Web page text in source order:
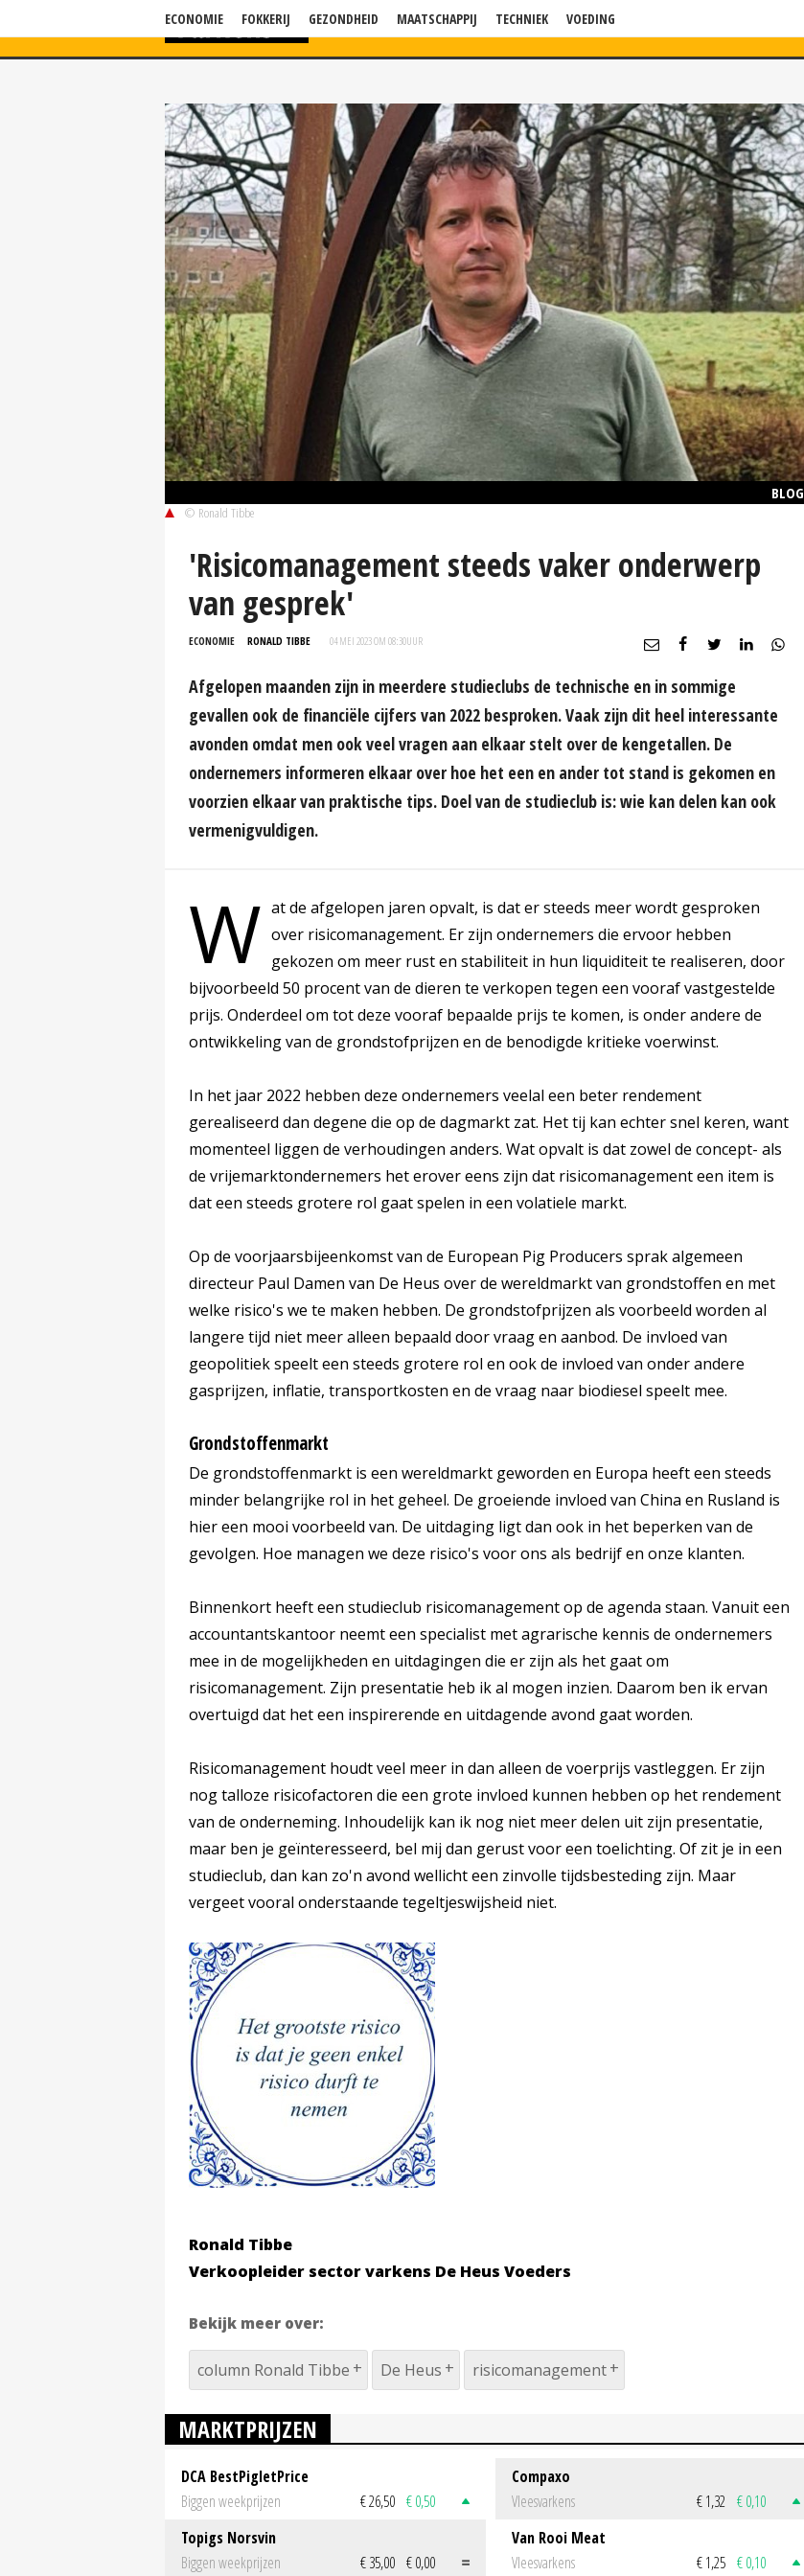
ECONOMIE FOKKERIJ GEZONDHEID MAATSCHAPPIJ TECHNIEK VOEDING
HOME NIEUWS VERDIEPING BLOG
BLOG
© Ronald Tibbe
'Risicomanagement steeds vaker onderwerp
van gesprek'
ECONOMIE RONALD TIBBE 04 MEI 2023 OM 08:30UUR
Afgelopen maanden zijn in meerdere studieclubs de technische en in sommige
gevallen ook de financiële cijfers van 2022 besproken. Vaak zijn dit heel interessante
avonden omdat men ook veel vragen aan elkaar stelt over de kengetallen. De
ondernemers informeren elkaar over hoe het een en ander tot stand is gekomen en
voorzien elkaar van praktische tips. Doel van de studieclub is: wie kan delen kan ook
vermenigvuldigen.
W at de afgelopen jaren opvalt, is dat er steeds meer wordt gesproken
over risicomanagement. Er zijn ondernemers die ervoor hebben
gekozen om meer rust en stabiliteit in hun liquiditeit te realiseren, door
bijvoorbeeld 50 procent van de dieren te verkopen tegen een vooraf vastgestelde
prijs. Onderdeel om tot deze vooraf bepaalde prijs te komen, is onder andere de
ontwikkeling van de grondstofprijzen en de benodigde kritieke voerwinst.
In het jaar 2022 hebben deze ondernemers veelal een beter rendement
gerealiseerd dan degene die op de dagmarkt zat. Het tij kan echter snel keren, want
momenteel liggen de verhoudingen anders. Wat opvalt is dat zowel de concept- als
de vrijemarktondernemers het erover eens zijn dat risicomanagement een item is
dat een steeds grotere rol gaat spelen in een volatiele markt.
Op de voorjaarsbijeenkomst van de European Pig Producers sprak algemeen
directeur Paul Damen van De Heus over de wereldmarkt van grondstoffen en met
welke risico's we te maken hebben. De grondstofprijzen als voorbeeld worden al
langere tijd niet meer alleen bepaald door vraag en aanbod. De invloed van
geopolitiek speelt een steeds grotere rol en ook de invloed van onder andere
gasprijzen, inflatie, transportkosten en de vraag naar biodiesel speelt mee.
Grondstoffenmarkt
De grondstoffenmarkt is een wereldmarkt geworden en Europa heeft een steeds
minder belangrijke rol in het geheel. De groeiende invloed van China en Rusland is
hier een mooi voorbeeld van. De uitdaging ligt dan ook in het beperken van de
gevolgen. Hoe managen we deze risico's voor ons als bedrijf en onze klanten.
Binnenkort heeft een studieclub risicomanagement op de agenda staan. Vanuit een
accountantskantoor neemt een specialist met agrarische kennis de ondernemers
mee in de mogelijkheden en uitdagingen die er zijn als het gaat om
risicomanagement. Zijn presentatie heb ik al mogen inzien. Daarom ben ik ervan
overtuigd dat het een inspirerende en uitdagende avond gaat worden.
Risicomanagement houdt veel meer in dan alleen de voerprijs vastleggen. Er zijn
nog talloze risicofactoren die een grote invloed kunnen hebben op het rendement
van de onderneming. Inhoudelijk kan ik nog niet meer delen uit zijn presentatie,
maar ben je geïnteresseerd, bel mij dan gerust voor een toelichting. Of zit je in een
studieclub, dan kan zo'n avond wellicht een zinvolle tijdsbesteding zijn. Maar
vergeet vooral onderstaande tegeltjeswijsheid niet.
Ronald Tibbe
Verkoopleider sector varkens De Heus Voeders
Bekijk meer over:
column Ronald Tibbe De Heus risicomanagement
MARKTPRIJZEN
DCA BestPigletPrice
Biggen weekprijzen
€ 26,50 € 0,50
Topigs Norsvin
Biggen weekprijzen
€ 35,00 € 0,00
Compaxo
Vleesvarkens
€ 1,32 € 0,10
Van Rooi Meat
Vleesvarkens
€ 1,25 € 0,10